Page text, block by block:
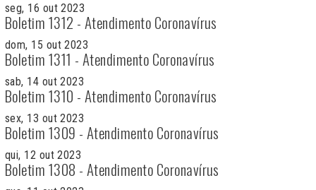
seg, 16 out 2023
Boletim 1312 - Atendimento Coronavírus
dom, 15 out 2023
Boletim 1311 - Atendimento Coronavírus
sab, 14 out 2023
Boletim 1310 - Atendimento Coronavírus
sex, 13 out 2023
Boletim 1309 - Atendimento Coronavírus
qui, 12 out 2023
Boletim 1308 - Atendimento Coronavírus